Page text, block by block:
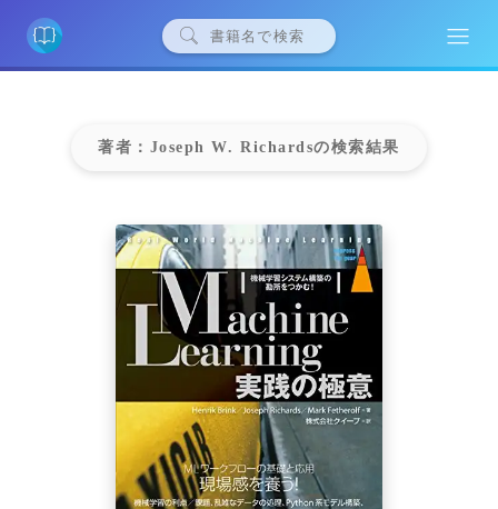
著者：Joseph W. Richardsの検索結果